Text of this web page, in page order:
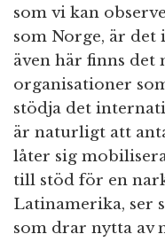
som vi kan
som Norge, är
även här finns det
organisationer
stödja det
är naturligt att
låter sig
till stöd för en
Latinamerika, ser
som drar nytta av